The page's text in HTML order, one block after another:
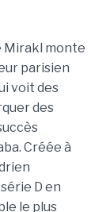
Mirakl monte
parisien
voit des
des
Créée à
D en
le plus